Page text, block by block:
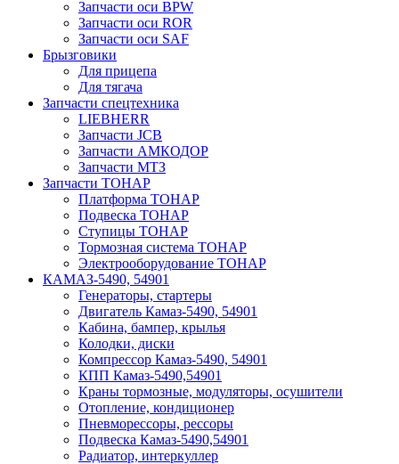
Запчасти оси BPW
Запчасти оси ROR
Запчасти оси SAF
Брызговики
Для прицепа
Для тягача
Запчасти спецтехника
LIEBHERR
Запчасти JCB
Запчасти АМКОДОР
Запчасти МТЗ
Запчасти ТОНАР
Платформа ТОНАР
Подвеска ТОНАР
Ступицы ТОНАР
Тормозная система ТОНАР
Электрооборудование ТОНАР
КАМАЗ-5490, 54901
Генераторы, стартеры
Двигатель Камаз-5490, 54901
Кабина, бампер, крылья
Колодки, диски
Компрессор Камаз-5490, 54901
КПП Камаз-5490,54901
Краны тормозные, модуляторы, осушители
Отопление, кондиционер
Пневморессоры, рессоры
Подвеска Камаз-5490,54901
Радиатор, интеркуллер